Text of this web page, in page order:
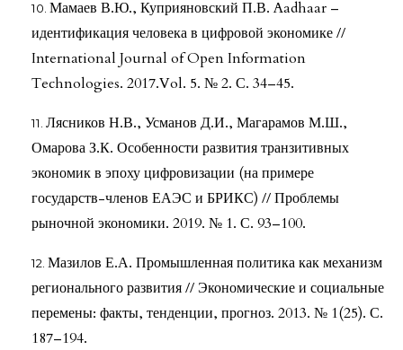
Мамаев В.Ю., Куприяновский П.В. Aadhaar –
идентификация человека в цифровой экономике //
International Journal of Open Information
Technologies. 2017.Vol. 5. № 2. С. 34–45.
Лясников Н.В., Усманов Д.И., Магарамов М.Ш.,
Омарова З.К. Особенности развития транзитивных
экономик в эпоху цифровизации (на примере
государств-членов ЕАЭС и БРИКС) // Проблемы
рыночной экономики. 2019. № 1. С. 93–100.
Мазилов Е.А. Промышленная политика как механизм
регионального развития // Экономические и социальные
перемены: факты, тенденции, прогноз. 2013. № 1(25). С.
187–194.